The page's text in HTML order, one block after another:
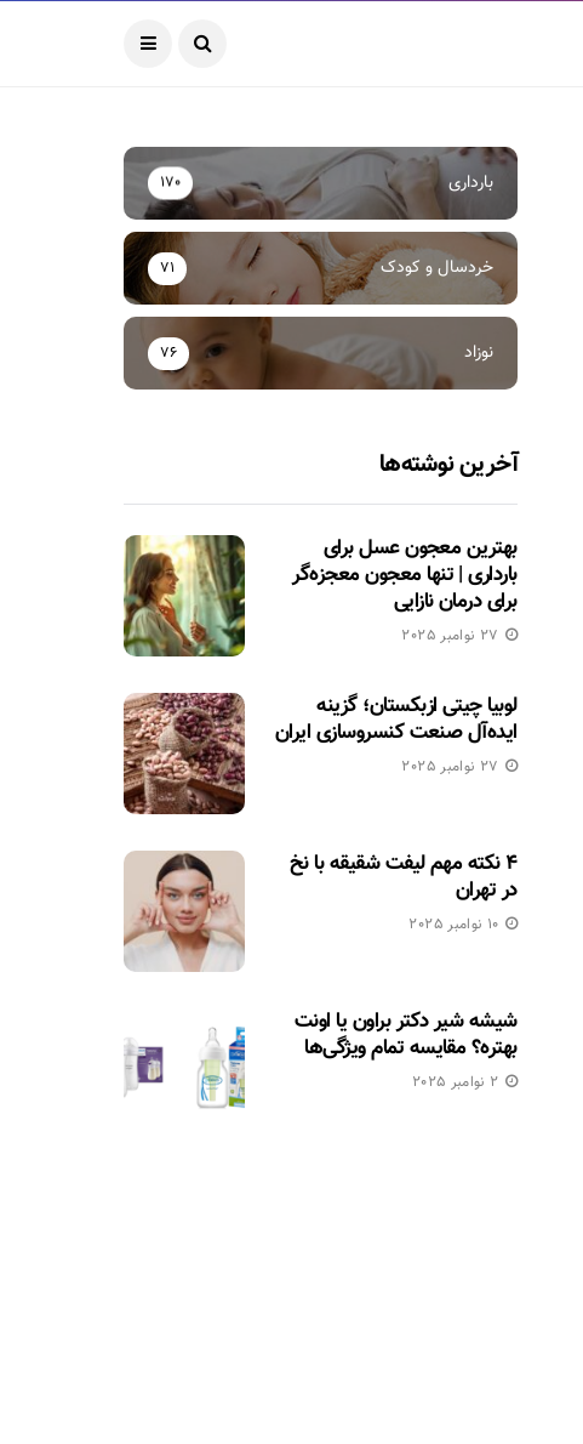
بارداری 170
خردسال و کودک 71
نوزاد 76
آخرین نوشته‌ها
بهترین معجون عسل برای
بارداری | تنها معجون معجزه‌گر
برای درمان نازایی
27 نوامبر 2025
لوبیا چیتی ازبکستان؛ گزینه
ایده‌آل صنعت کنسروسازی ایران
27 نوامبر 2025
۴ نکته مهم لیفت شقیقه با نخ
در تهران
10 نوامبر 2025
شیشه شیر دکتر براون یا اونت
بهتره؟ مقایسه تمام ویژگی‌ها
2 نوامبر 2025